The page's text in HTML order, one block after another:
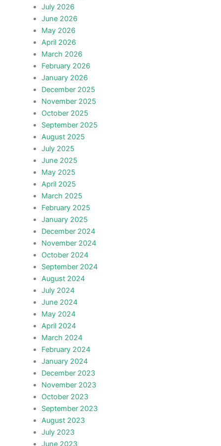
July 2026
June 2026
May 2026
April 2026
March 2026
February 2026
January 2026
December 2025
November 2025
October 2025
September 2025
August 2025
July 2025
June 2025
May 2025
April 2025
March 2025
February 2025
January 2025
December 2024
November 2024
October 2024
September 2024
August 2024
July 2024
June 2024
May 2024
April 2024
March 2024
February 2024
January 2024
December 2023
November 2023
October 2023
September 2023
August 2023
July 2023
June 2023